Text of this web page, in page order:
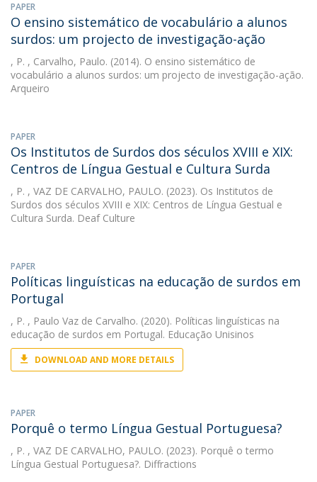
PAPER
O ensino sistemático de vocabulário a alunos
surdos: um projecto de investigação-ação
, P. , Carvalho, Paulo. (2014). O ensino sistemático de
vocabulário a alunos surdos: um projecto de investigação-ação.
Arqueiro
PAPER
Os Institutos de Surdos dos séculos XVIII e XIX:
Centros de Língua Gestual e Cultura Surda
, P. , VAZ DE CARVALHO, PAULO. (2023). Os Institutos de
Surdos dos séculos XVIII e XIX: Centros de Língua Gestual e
Cultura Surda. Deaf Culture
PAPER
Políticas linguísticas na educação de surdos em
Portugal
, P. , Paulo Vaz de Carvalho. (2020). Políticas linguísticas na
educação de surdos em Portugal. Educação Unisinos
DOWNLOAD AND MORE DETAILS
PAPER
Porquê o termo Língua Gestual Portuguesa?
, P. , VAZ DE CARVALHO, PAULO. (2023). Porquê o termo
Língua Gestual Portuguesa?. Diffractions